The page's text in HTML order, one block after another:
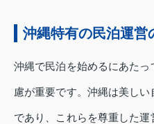
沖縄特有の民泊運営
沖縄で民泊を始めるにあた
慮が重要です。沖縄は美し
であり、これらを尊重した